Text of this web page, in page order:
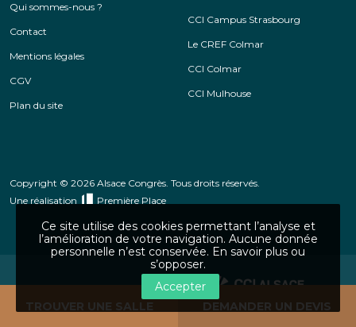
TROUVER UNE SALLE DEMANDER UN DEVIS
Qui sommes-nous ?
Contact
Mentions légales
CGV
Plan du site
CCI Campus Strasbourg
Le CREF Colmar
CCI Colmar
CCI Mulhouse
Copyright © 2026 Alsace Congrès. Tous droits réservés.
Une réalisation
Première Place
CCI Alsace Eurométropole
Ce site utilise des cookies permettant l’analyse et
l’amélioration de votre navigation. Aucune donnée
personnelle n’est conservée. En savoir plus ou
s’opposer.
Accepter